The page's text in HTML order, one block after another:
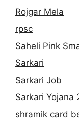
Rojgar Mela
rpsc
Saheli Pink
Sarkari
Sarkari Job
Sarkari Yojana
shramik card